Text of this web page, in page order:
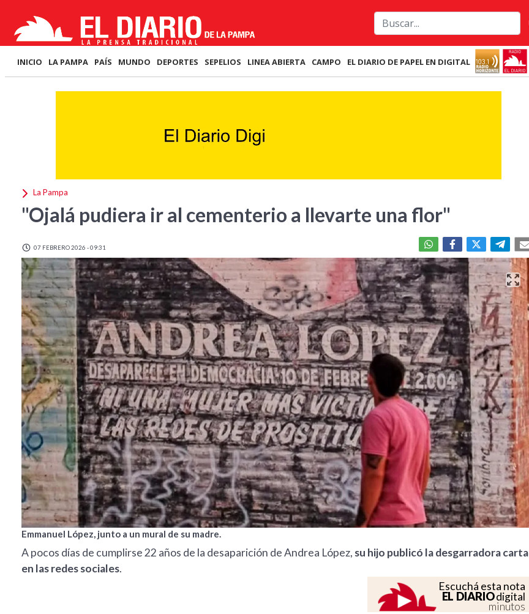
INICIO LA PAMPA PAÍS MUNDO DEPORTES SEPELIOS LINEA ABIERTA CAMPO EL DIARIO DE PAPEL EN DIGITAL
La Pampa
"Ojalá pudiera ir al cementerio a llevarte una flor"
07 FEBRERO 2026 - 09:31
Emmanuel López, junto a un mural de su madre.
A pocos días de cumplirse 22 años de la desaparición de Andrea López, su hijo publicó la desgarradora carta
en las redes sociales.
Escuchá esta nota
EL DIARIOdigital
minutos